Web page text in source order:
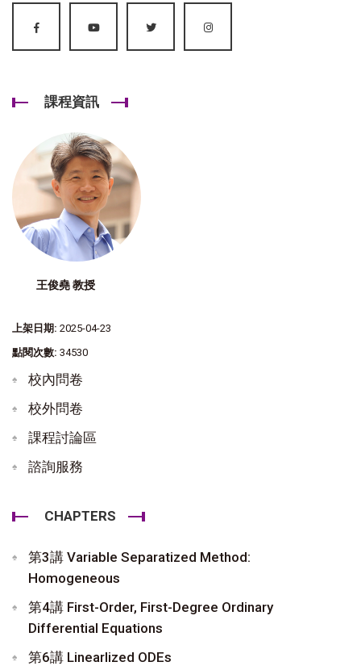
課程資訊
王俊堯 教授
上架日期: 2025-04-23
點閱次數: 34530
校內問卷
校外問卷
課程討論區
諮詢服務
CHAPTERS
第3講 Variable Separatized Method:
Homogeneous
第4講 First-Order, First-Degree Ordinary
Differential Equations
第6講 Linearlized ODEs